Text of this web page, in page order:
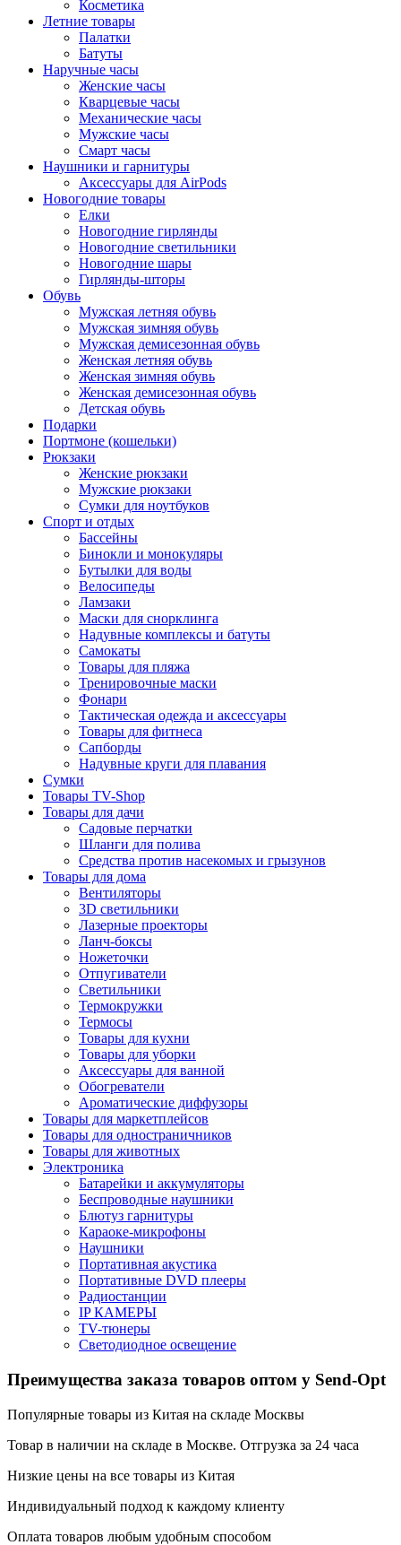
Косметика
Летние товары
Палатки
Батуты
Наручные часы
Женские часы
Кварцевые часы
Механические часы
Мужские часы
Смарт часы
Наушники и гарнитуры
Аксессуары для AirPods
Новогодние товары
Елки
Новогодние гирлянды
Новогодние светильники
Новогодние шары
Гирлянды-шторы
Обувь
Мужская летняя обувь
Мужская зимняя обувь
Мужская демисезонная обувь
Женская летняя обувь
Женская зимняя обувь
Женская демисезонная обувь
Детская обувь
Подарки
Портмоне (кошельки)
Рюкзаки
Женские рюкзаки
Мужские рюкзаки
Сумки для ноутбуков
Спорт и отдых
Бассейны
Бинокли и монокуляры
Бутылки для воды
Велосипеды
Ламзаки
Маски для снорклинга
Надувные комплексы и батуты
Самокаты
Товары для пляжа
Тренировочные маски
Фонари
Тактическая одежда и аксессуары
Товары для фитнеса
Сапборды
Надувные круги для плавания
Сумки
Товары TV-Shop
Товары для дачи
Садовые перчатки
Шланги для полива
Средства против насекомых и грызунов
Товары для дома
Вентиляторы
3D светильники
Лазерные проекторы
Ланч-боксы
Ножеточки
Отпугиватели
Светильники
Термокружки
Термосы
Товары для кухни
Товары для уборки
Аксессуары для ванной
Обогреватели
Ароматические диффузоры
Товары для маркетплейсов
Товары для одностраничников
Товары для животных
Электроника
Батарейки и аккумуляторы
Беспроводные наушники
Блютуз гарнитуры
Караоке-микрофоны
Наушники
Портативная акустика
Портативные DVD плееры
Радиостанции
IP КАМЕРЫ
TV-тюнеры
Светодиодное освещение
Преимущества заказа товаров оптом у Send-Opt
Популярные товары из Китая на складе Москвы
Товар в наличии на складе в Москве. Отгрузка за 24 часа
Низкие цены на все товары из Китая
Индивидуальный подход к каждому клиенту
Оплата товаров любым удобным способом